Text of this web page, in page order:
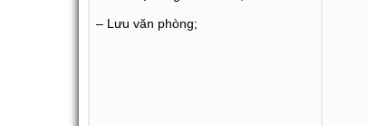
– Lưu văn phòng;